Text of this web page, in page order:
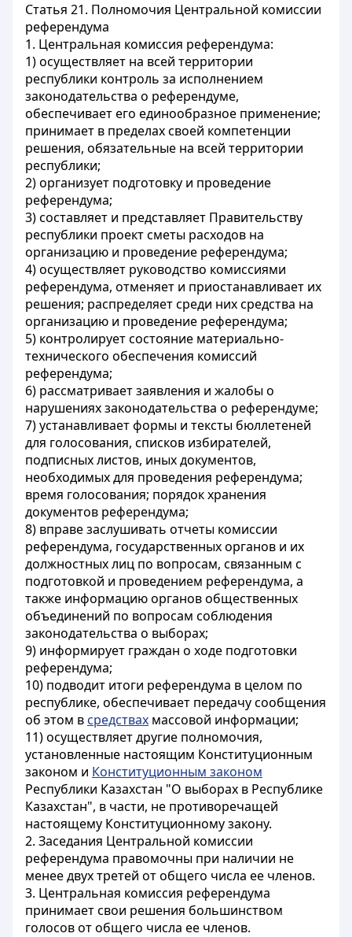
Статья 21. Полномочия Центральной комиссии
референдума
1. Центральная комиссия референдума:
1) осуществляет на всей территории
республики контроль за исполнением
законодательства о референдуме,
обеспечивает его единообразное применение;
принимает в пределах своей компетенции
решения, обязательные на всей территории
республики;
2) организует подготовку и проведение
референдума;
3) составляет и представляет Правительству
республики проект сметы расходов на
организацию и проведение референдума;
4) осуществляет руководство комиссиями
референдума, отменяет и приостанавливает их
решения; распределяет среди них средства на
организацию и проведение референдума;
5) контролирует состояние материально-
технического обеспечения комиссий
референдума;
6) рассматривает заявления и жалобы о
нарушениях законодательства о референдуме;
7) устанавливает формы и тексты бюллетеней
для голосования, списков избирателей,
подписных листов, иных документов,
необходимых для проведения референдума;
время голосования; порядок хранения
документов референдума;
8) вправе заслушивать отчеты комиссии
референдума, государственных органов и их
должностных лиц по вопросам, связанным с
подготовкой и проведением референдума, а
также информацию органов общественных
объединений по вопросам соблюдения
законодательства о выборах;
9) информирует граждан о ходе подготовки
референдума;
10) подводит итоги референдума в целом по
республике, обеспечивает передачу сообщения
об этом в средствах массовой информации;
11) осуществляет другие полномочия,
установленные настоящим Конституционным
законом и Конституционным законом
Республики Казахстан "О выборах в Республике
Казахстан", в части, не противоречащей
настоящему Конституционному закону.
2. Заседания Центральной комиссии
референдума правомочны при наличии не
менее двух третей от общего числа ее членов.
3. Центральная комиссия референдума
принимает свои решения большинством
голосов от общего числа ее членов.